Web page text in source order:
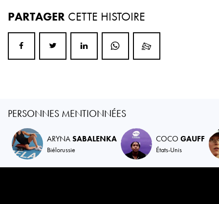
PARTAGER CETTE HISTOIRE
PERSONNES MENTIONNÉES
ARYNASABALENKA
Biélorussie
COCO GAUFF
États-Unis